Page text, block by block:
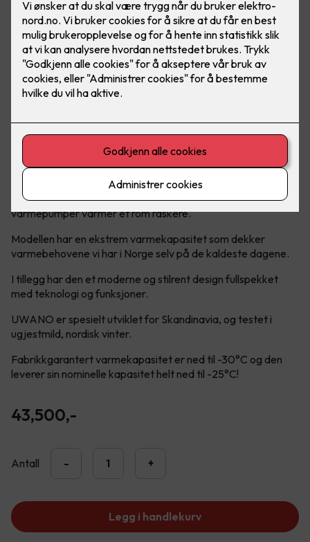
Mitsubishi Electric - UWANO
8700
TOPPMODELLEN FRA MITSUBISHI
ELECTRIC!
Ingen av våre varmepumper varmer et rom raskere.
UWANO er vår helt nye toppmodell, den med mest effekt!
På japansk betyr UWANO «best», og ingen av våre
varmepumper varmer et rom raskere.
Modellen har en ekstrem varmekapasitet som dekker
varmebehovene vi har i Norge selv på de kaldeste dagene.
I tillegg har den et moderne og stilrent design fullspekket
med teknologi og funksjoner.
UWANO er spesielt utviklet for Skandinavia, og testet i
ugjestmild, nordisk vinter.
Fabrikkgarantert varmekapasitet er ned til -30°C og den
leverer sin nominelle kapasitet helt ned til -25°C!
43,500,-
Antall - +
Legg i handlekurv